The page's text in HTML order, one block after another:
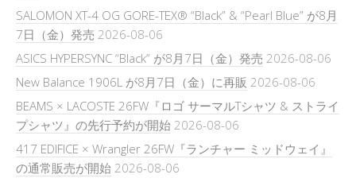
SALOMON XT-4 OG GORE-TEX® “Black” & “Pearl Blue” が8月
7日（金）発売 2026-08-06
ASICS HYPERSYNC “Black” が8月7日（金）発売 2026-08-06
New Balance 1906L が8月7日（金）に再販 2026-08-06
BEAMS × LACOSTE 26FW『ロゴ サーマルTシャツ & ストライ
プシャツ』の先行予約が開始 2026-08-06
417 EDIFICE × Wrangler 26FW『ランチャー ミッドウェイ』
の通常販売が開始 2026-08-06